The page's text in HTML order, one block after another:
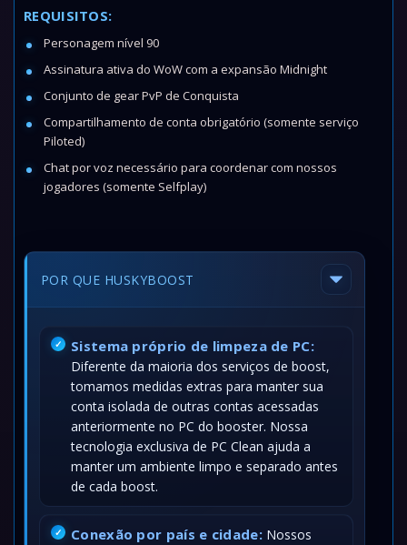
REQUISITOS:
Personagem nível 90
Assinatura ativa do WoW com a expansão Midnight
Conjunto de gear PvP de Conquista
Compartilhamento de conta obrigatório (somente serviço
Piloted)
Chat por voz necessário para coordenar com nossos
jogadores (somente Selfplay)
POR QUE HUSKYBOOST
Sistema próprio de limpeza de PC:
Diferente da maioria dos serviços de boost,
tomamos medidas extras para manter sua
conta isolada de outras contas acessadas
anteriormente no PC do booster. Nossa
tecnologia exclusiva de PC Clean ajuda a
manter um ambiente limpo e separado antes
de cada boost.
Conexão por país e cidade:Nossos